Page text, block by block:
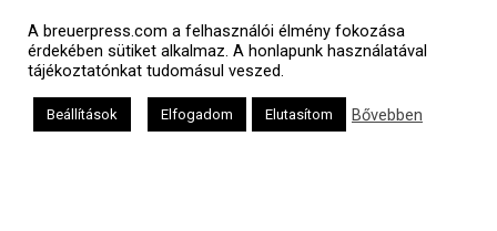
Polgári naptár
A breuerpress.com a felhasználói élmény fokozása
érdekében sütiket alkalmaz. A honlapunk használatával
tájékoztatónkat tudomásul veszed.
Beállítások Elfogadom Elutasítom Bővebben